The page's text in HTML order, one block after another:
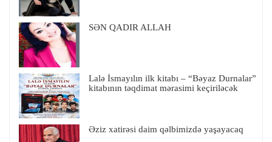
SƏN QADIR ALLAH
Lalə İsmayılın ilk kitabı – “Bəyaz Durnalar”
kitabının təqdimat mərasimi keçiriləcək
Əziz xatirəsi daim qəlbimizdə yaşayacaq